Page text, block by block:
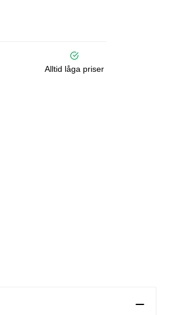
Alltid låga priser